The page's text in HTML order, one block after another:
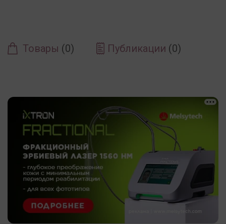
Товары (0) Публикации (0)